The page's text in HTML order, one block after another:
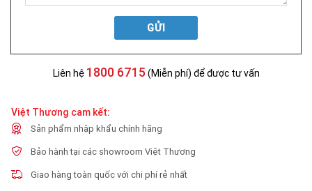
GỬI
Liên hệ 1800 6715 (Miễn phí) để được tư vấn
Việt Thương cam kết:
Sản phẩm nhập khẩu chính hãng
Bảo hành tại các showroom Việt Thương
Giao hàng toàn quốc với chi phí rẻ nhất